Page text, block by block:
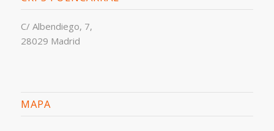
C/ Albendiego, 7,
28029 Madrid
MAPA